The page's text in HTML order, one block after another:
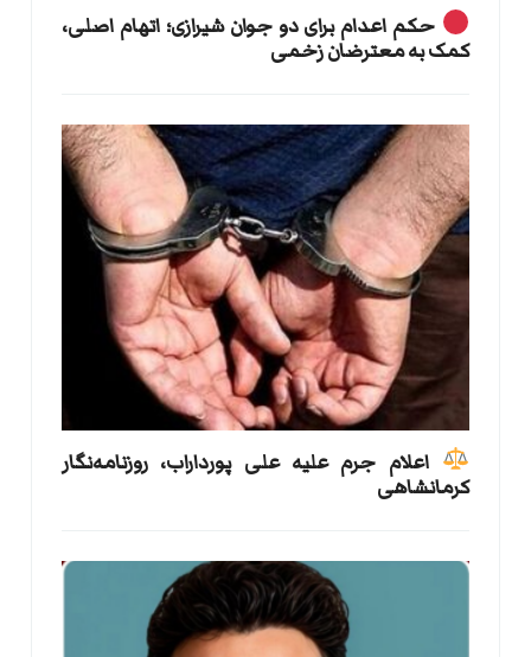
حکم اعدام برای دو جوان شیرازی؛ اتهام اصلی،
کمک به معترضان زخمی
اعلام جرم علیه علی پورداراب، روزنامه‌نگار
کرمانشاهی